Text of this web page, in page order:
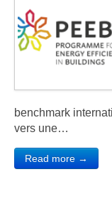
benchmark
vers une…
Read more →